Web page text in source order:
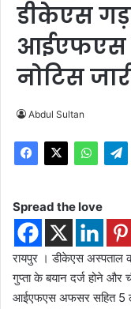
डीकेएस
आईएफएस
नोटिस
Abdul Sultan
Spread the love
रायपुर । डीकेएस अस्पताल
गुप्ता के बयान दर्ज होने और
आईएफएस अफसर सहित 5